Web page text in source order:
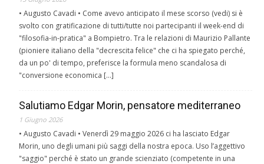
• Augusto Cavadi • Come avevo anticipato il mese scorso (vedi) si è
svolto con gratificazione di tutti/tutte noi partecipanti il week-end di
"filosofia-in-pratica" a Bompietro. Tra le relazioni di Maurizio Pallante
(pioniere italiano della "decrescita felice" che ci ha spiegato perché,
da un po' di tempo, preferisce la formula meno scandalosa di
"conversione economica […]
Salutiamo Edgar Morin, pensatore mediterraneo
1 Giugno 2026
• Augusto Cavadi • Venerdì 29 maggio 2026 ci ha lasciato Edgar
Morin, uno degli umani più saggi della nostra epoca. Uso l’aggettivo
"saggio" perché è stato un grande scienziato (competente in una